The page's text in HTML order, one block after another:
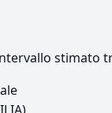
stimato